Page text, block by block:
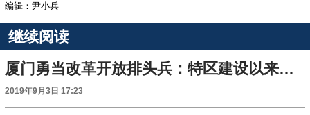
编辑：尹小兵
继续阅读
厦门勇当改革开放排头兵：特区建设以来各项发展指标居全国前列
2019年9月3日 17:23